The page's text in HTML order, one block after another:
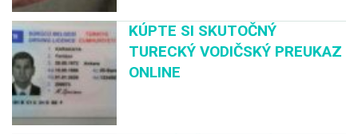
KÚPTE SI SKUTOČNÝ
TURECKÝ VODIČSKÝ PREUKAZ
ONLINE